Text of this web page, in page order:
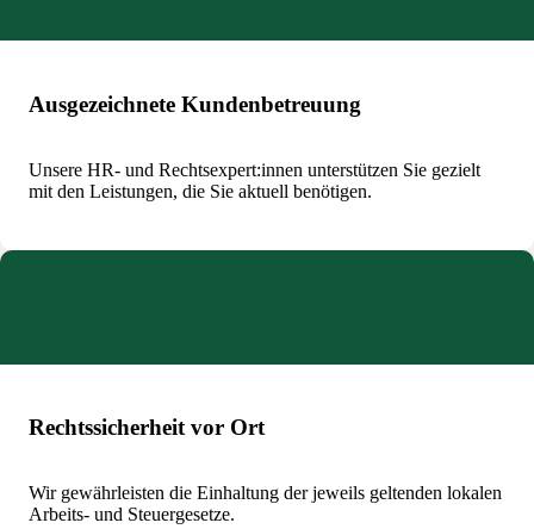
Ausgezeichnete Kundenbetreuung
Unsere HR‑ und Rechtsexpert:innen unterstützen Sie gezielt
mit den Leistungen, die Sie aktuell benötigen.
Rechtssicherheit vor Ort
Wir gewährleisten die Einhaltung der jeweils geltenden lokalen
Arbeits‑ und Steuergesetze.